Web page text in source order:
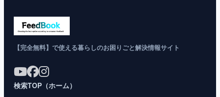
【完全無料】で使える暮らしのお困りごと解決情報サイト
検索TOP（ホーム）